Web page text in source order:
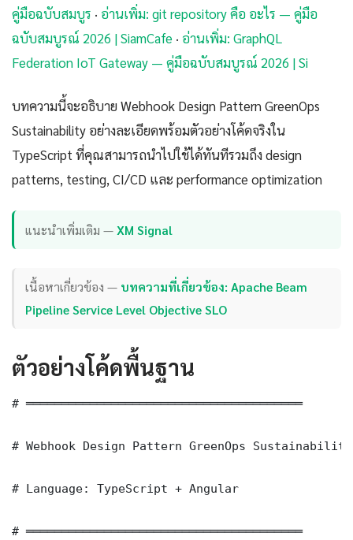
คู่มือฉบับสมบูร · อ่านเพิ่ม: git repository คือ อะไร — คู่มือ
ฉบับสมบูรณ์ 2026 | SiamCafe · อ่านเพิ่ม: GraphQL
Federation IoT Gateway — คู่มือฉบับสมบูรณ์ 2026 | Si
บทความนี้จะอธิบาย Webhook Design Pattern GreenOps
Sustainability อย่างละเอียดพร้อมตัวอย่างโค้ดจริงใน
TypeScript ที่คุณสามารถนำไปใช้ได้ทันทีรวมถึง design
patterns, testing, CI/CD และ performance optimization
แนะนำเพิ่มเติม —XM Signal
เนื้อหาเกี่ยวข้อง — บทความที่เกี่ยวข้อง: Apache Beam
Pipeline Service Level Objective SLO
ตัวอย่างโค้ดพื้นฐาน
# ═══════════════════════════════════════
# Webhook Design Pattern GreenOps
# Language: TypeScript + Angular
# ═══════════════════════════════════════